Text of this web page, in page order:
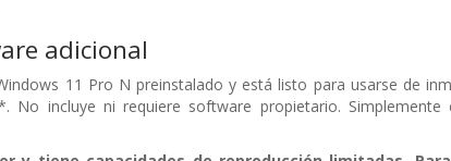
adicional
11 Pro N preinstalado y está listo para usarse de
No incluye ni requiere software propietario. Simplemente